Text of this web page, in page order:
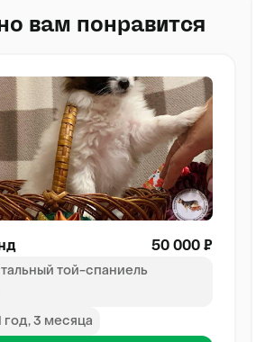
вам понравится
50 000 ₽
той-спаниель
год, 3 месяца